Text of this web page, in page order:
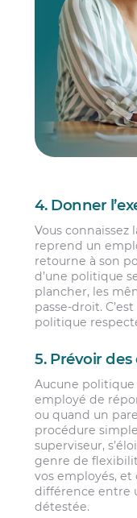
4. Donner
Vous connaissez
reprend un
retourne à son
d’une politique
plancher, les
passe-droit.
politique
5. Prévoir
Aucune
employé de
ou quand un
procédure
superviseur,
genre de
vos employés, et
différence entre
détestée.